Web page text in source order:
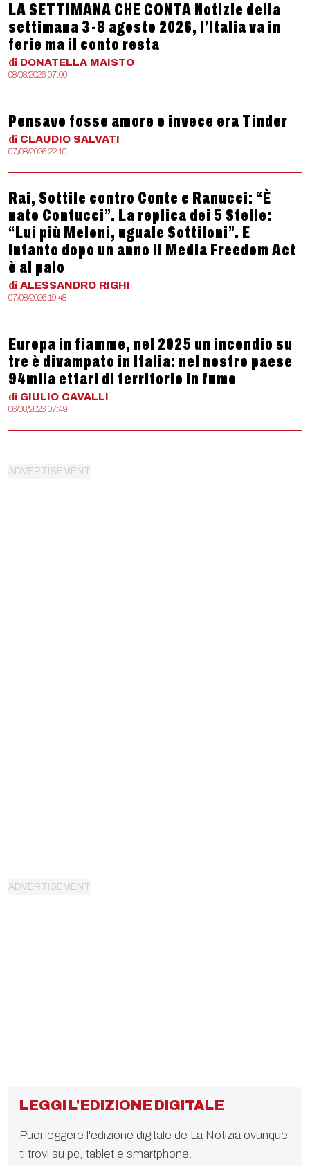
LA SETTIMANA CHE CONTA Notizie della
settimana 3-8 agosto 2026, l’Italia va in
ferie ma il conto resta
di DONATELLA MAISTO
08/08/2026 07:00
Pensavo fosse amore e invece era Tinder
di CLAUDIO SALVATI
07/08/2026 22:10
Rai, Sottile contro Conte e Ranucci: “È
nato Contucci”. La replica dei 5 Stelle:
“Lui più Meloni, uguale Sottiloni”. E
intanto dopo un anno il Media Freedom Act
è al palo
di ALESSANDRO RIGHI
07/08/2026 19:48
Europa in fiamme, nel 2025 un incendio su
tre è divampato in Italia: nel nostro paese
94mila ettari di territorio in fumo
di GIULIO CAVALLI
06/08/2026 07:49
LEGGI L'EDIZIONE DIGITALE
Puoi leggere l'edizione digitale de La Notizia ovunque
ti trovi su pc, tablet e smartphone.